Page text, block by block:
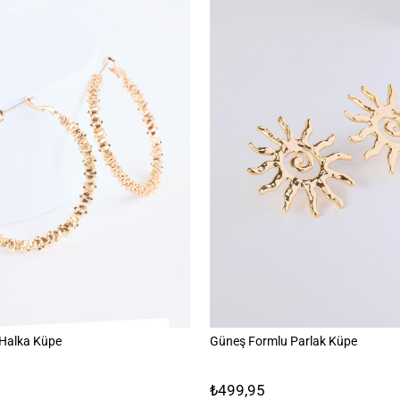
Küpe Güneş Formlu Parlak Küpe
₺499,95